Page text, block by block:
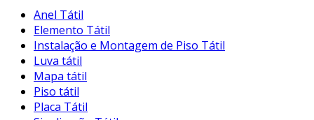
Anel Tátil
Elemento Tátil
Instalação e Montagem de Piso Tátil
Luva tátil
Mapa tátil
Piso tátil
Placa Tátil